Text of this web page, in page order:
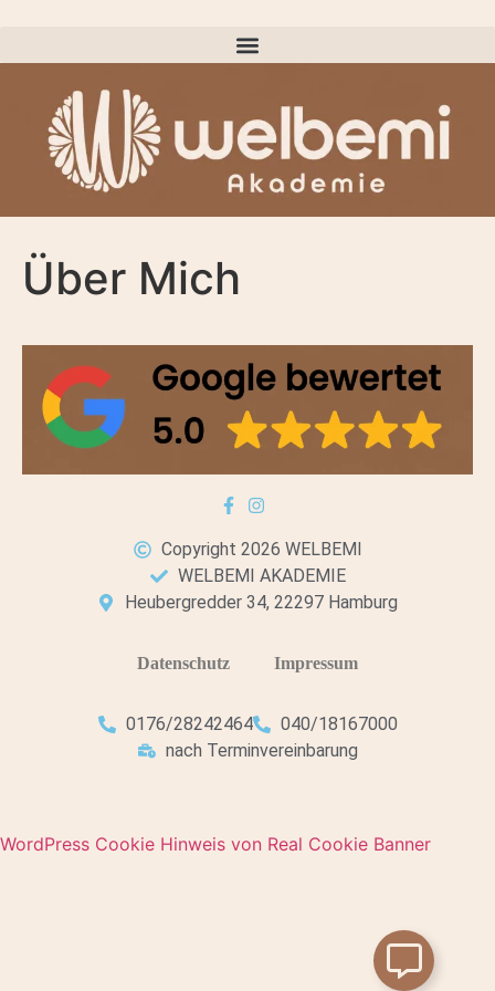
Über Mich
Copyright 2026 WELBEMI
WELBEMI AKADEMIE
Heubergredder 34, 22297 Hamburg
Datenschutz Impressum
0176/28242464
040/18167000
nach Terminvereinbarung
WordPress Cookie Hinweis von Real Cookie Banner